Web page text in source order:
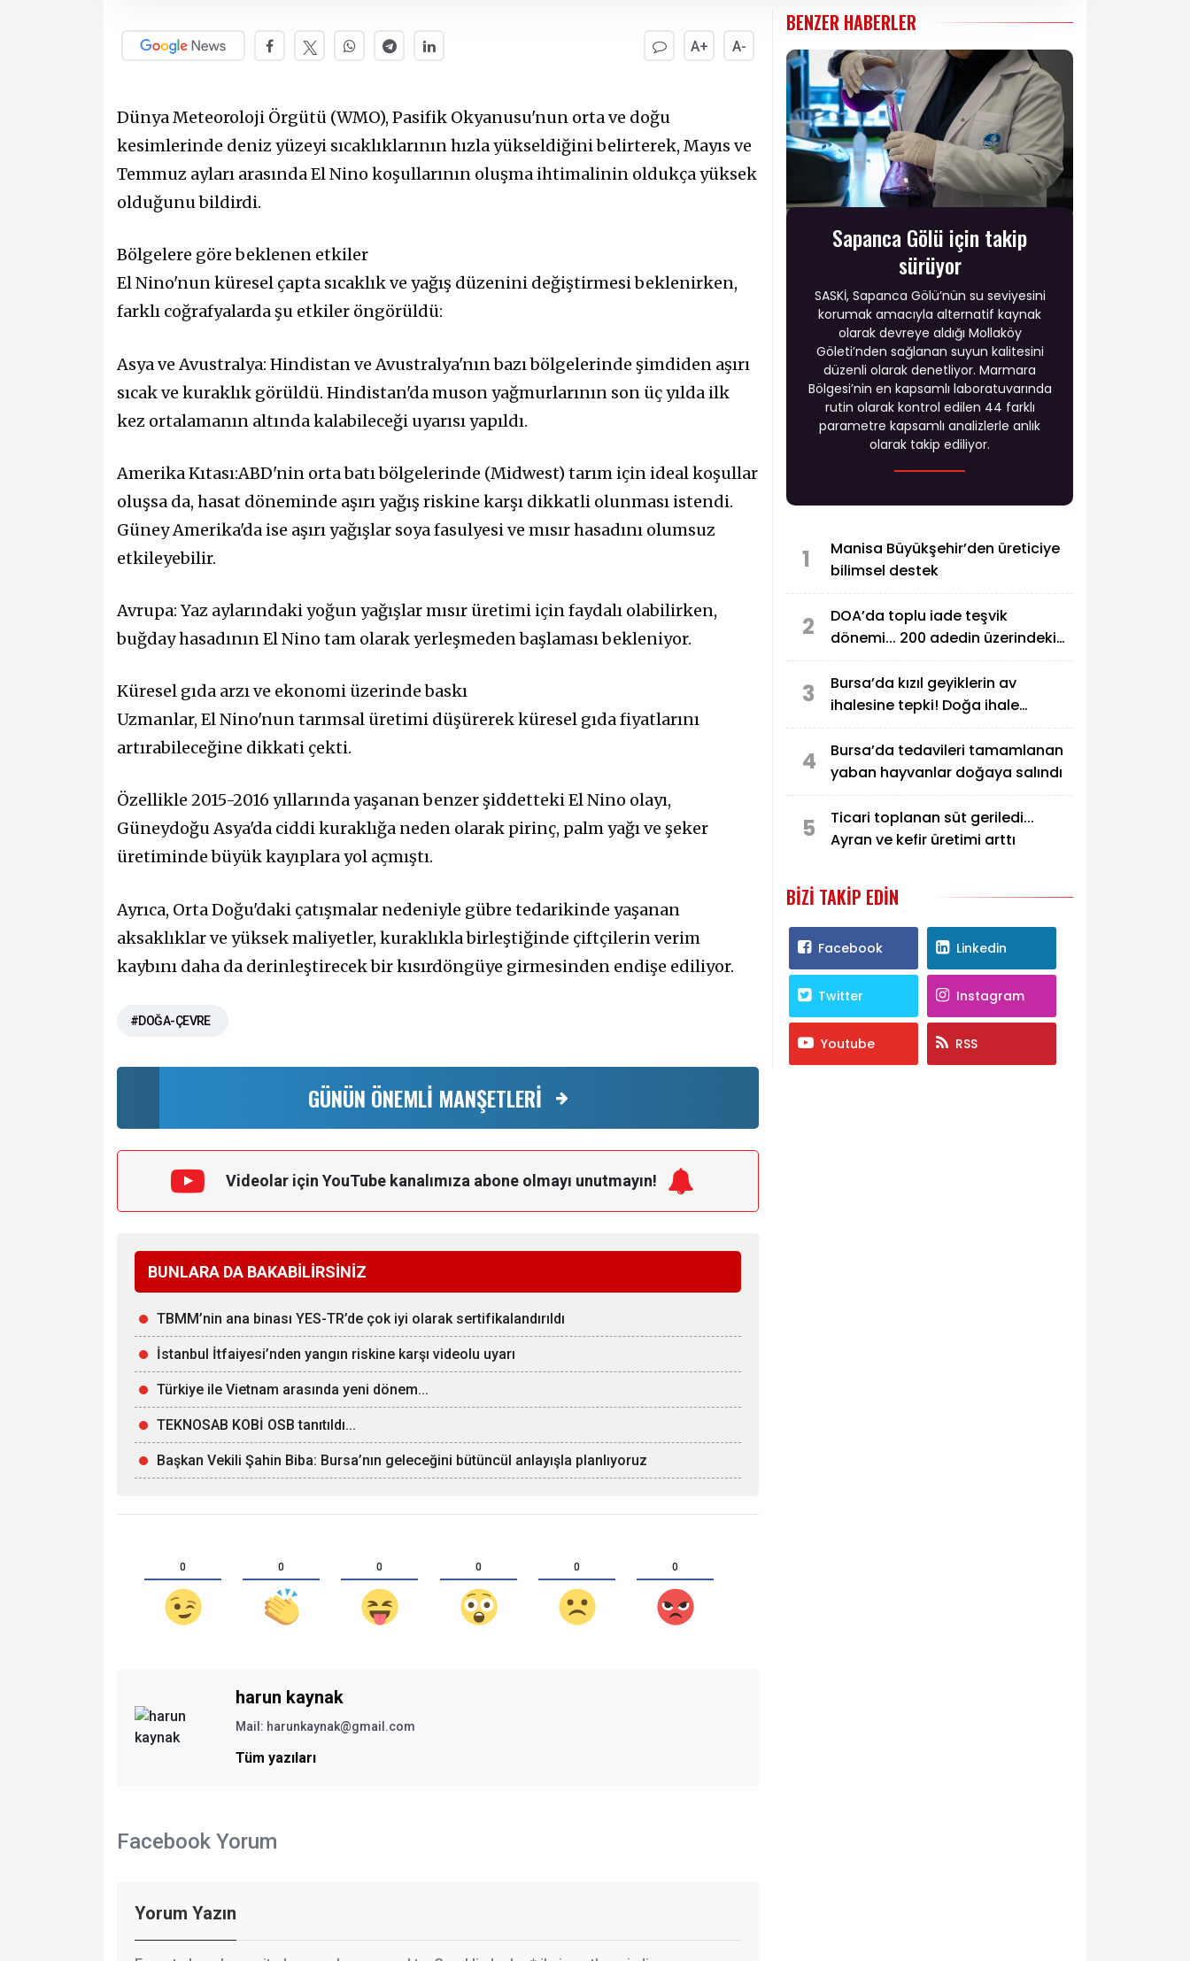
A+ A-
Dünya Meteoroloji Örgütü (WMO), Pasifik Okyanusu'nun orta ve doğu
kesimlerinde deniz yüzeyi sıcaklıklarının hızla yükseldiğini belirterek, Mayıs ve
Temmuz ayları arasında El Nino koşullarının oluşma ihtimalinin oldukça yüksek
olduğunu bildirdi.
Bölgelere göre beklenen etkiler
El Nino'nun küresel çapta sıcaklık ve yağış düzenini değiştirmesi beklenirken,
farklı coğrafyalarda şu etkiler öngörüldü:
Asya ve Avustralya: Hindistan ve Avustralya'nın bazı bölgelerinde şimdiden aşırı
sıcak ve kuraklık görüldü. Hindistan'da muson yağmurlarının son üç yılda ilk
kez ortalamanın altında kalabileceği uyarısı yapıldı.
Amerika Kıtası:ABD'nin orta batı bölgelerinde (Midwest) tarım için ideal koşullar
oluşsa da, hasat döneminde aşırı yağış riskine karşı dikkatli olunması istendi.
Güney Amerika'da ise aşırı yağışlar soya fasulyesi ve mısır hasadını olumsuz
etkileyebilir.
Avrupa: Yaz aylarındaki yoğun yağışlar mısır üretimi için faydalı olabilirken,
buğday hasadının El Nino tam olarak yerleşmeden başlaması bekleniyor.
Küresel gıda arzı ve ekonomi üzerinde baskı
Uzmanlar, El Nino'nun tarımsal üretimi düşürerek küresel gıda fiyatlarını
artırabileceğine dikkati çekti.
Özellikle 2015-2016 yıllarında yaşanan benzer şiddetteki El Nino olayı,
Güneydoğu Asya'da ciddi kuraklığa neden olarak pirinç, palm yağı ve şeker
üretiminde büyük kayıplara yol açmıştı.
Ayrıca, Orta Doğu'daki çatışmalar nedeniyle gübre tedarikinde yaşanan
aksaklıklar ve yüksek maliyetler, kuraklıkla birleştiğinde çiftçilerin verim
kaybını daha da derinleştirecek bir kısırdöngüye girmesinden endişe ediliyor.
#DOĞA-ÇEVRE
GÜNÜN ÖNEMLİ MANŞETLERİ
Videolar için YouTube kanalımıza abone olmayı unutmayın!
BUNLARA DA BAKABİLİRSİNİZ
TBMM’nin ana binası YES-TR’de çok iyi olarak sertifikalandırıldı
İstanbul İtfaiyesi’nden yangın riskine karşı videolu uyarı
Türkiye ile Vietnam arasında yeni dönem...
TEKNOSAB KOBİ OSB tanıtıldı...
Başkan Vekili Şahin Biba: Bursa’nın geleceğini bütüncül anlayışla planlıyoruz
0 0 0 0 0 0
harun kaynak
Mail: harunkaynak@gmail.com
Tüm yazıları
Facebook Yorum
Yorum Yazın
BENZER HABERLER
Sapanca Gölü için takip
sürüyor
SASKİ, Sapanca Gölü’nün su seviyesini
korumak amacıyla alternatif kaynak
olarak devreye aldığı Mollaköy
Göleti’nden sağlanan suyun kalitesini
düzenli olarak denetliyor. Marmara
Bölgesi’nin en kapsamlı laboratuvarında
rutin olarak kontrol edilen 44 farklı
parametre kapsamlı analizlerle anlık
olarak takip ediliyor.
1
Manisa Büyükşehir’den üreticiye
bilimsel destek
2
DOA’da toplu iade teşvik
dönemi... 200 adedin üzerindeki
3
Bursa’da kızıl geyiklerin av
ihalesine tepki! Doğa ihale
4
Bursa’da tedavileri tamamlanan
yaban hayvanlar doğaya salındı
5
Ticari toplanan süt geriledi...
Ayran ve kefir üretimi arttı
BIZI TAKIP EDIN
Facebook Linkedin
Twitter Instagram
Youtube RSS